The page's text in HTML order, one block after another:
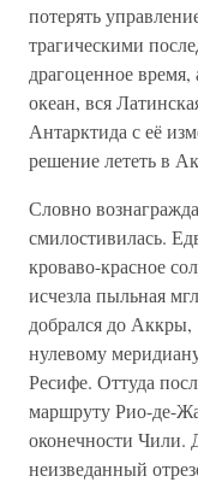
потерять
трагическими
драгоценное
океан, вся
Антарктида с её
решение лететь в
Словно
смилостивилась.
кроваво-красное
исчезла пыльная
добрался до Аккры,
нулевому
Ресифе. Оттуда
маршруту Рио-де-
оконечности Чили.
неизведанный